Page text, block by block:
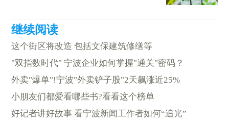
这个街区将改造 包括文保建筑修缮等
"双指数时代" 宁波企业如何掌握"通关"密码？
外卖"爆单"!宁波"外卖铲子股"2天飙涨近25%
小朋友们都爱看哪些书?看看这个榜单
好记者讲好故事 看宁波新闻工作者如何“追光”